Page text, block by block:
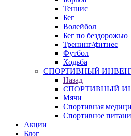
Теннис
Бег
Волейбол
Бег по бездорожью
Тренинг/фитнес
Футбол
Ходьба
СПОРТИВНЫЙ
Назад
СПОРТИВНЫЙ
Мячи
Спортивная
Спортивное
Акции
Блог